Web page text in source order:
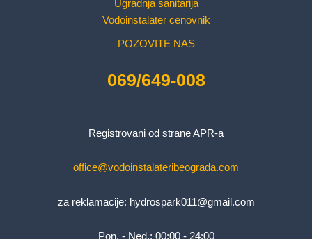
Ugradnja sanitarija
Vodoinstalater cenovnik
POZOVITE NAS
069/649-008
Registrovani od strane APR-a
office@vodoinstalateribeograda.com
za reklamacije: hydrospark011@gmail.com
Pon. - Ned.: 00:00 - 24:00